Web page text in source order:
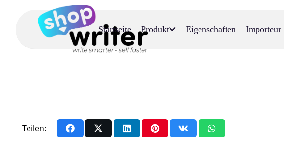
Startseite Produkt Eigenschaften Importeur
Teilen: